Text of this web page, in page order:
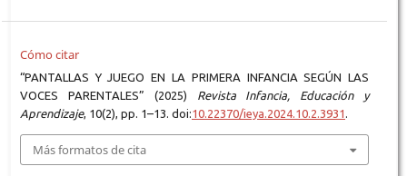
Cómo citar
“PANTALLAS Y JUEGO EN LA PRIMERA INFANCIA SEGÚN LAS
VOCES PARENTALES” (2025)
Revista Infancia, Educación y
Aprendizaje, 10(2), pp. 1–13. doi:10.22370/ieya.2024.10.2.3931
Más formatos de cita